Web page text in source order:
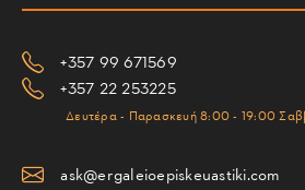
+357 99 671569
+357 22 253225
Δευτέρα - Παρασκευή 8:00 - 19:00
ask@ergaleioepiskeuastiki.com